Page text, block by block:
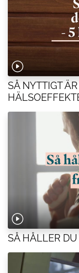
SÅ NYTTIGT
SÅ HÅLLER